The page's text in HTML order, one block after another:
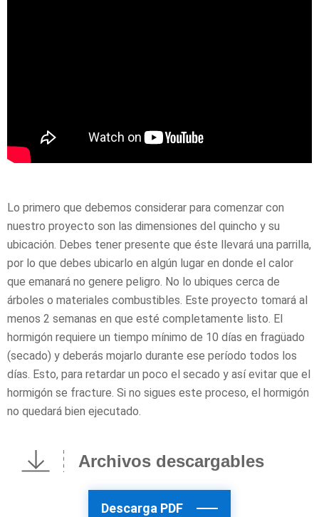
Lo primero que debemos considerar para comenzar con
nuestro proyecto son las dimensiones del quincho y su
ubicación. Debes tener presente que éste llevará una parrilla,
por lo que debes ubicarlo en algún lugar en donde el calor
que emanará no genere peligro. No lo ubiques cerca de
árboles o materiales combustibles. Este proyecto tomará al
menos 2 semanas en que esté completamente listo. El
hormigón requiere un tiempo mínimo de 10 días en fragüado
(secado) y deberás mojarlo durante ese período todos los
días. Esto, para retardar un poco el secado y así evitar que el
hormigón se fracture. Si no sigues este proceso, el hormigón
no quedará bien ejecutado.
Archivos descargables
Descarga PDF